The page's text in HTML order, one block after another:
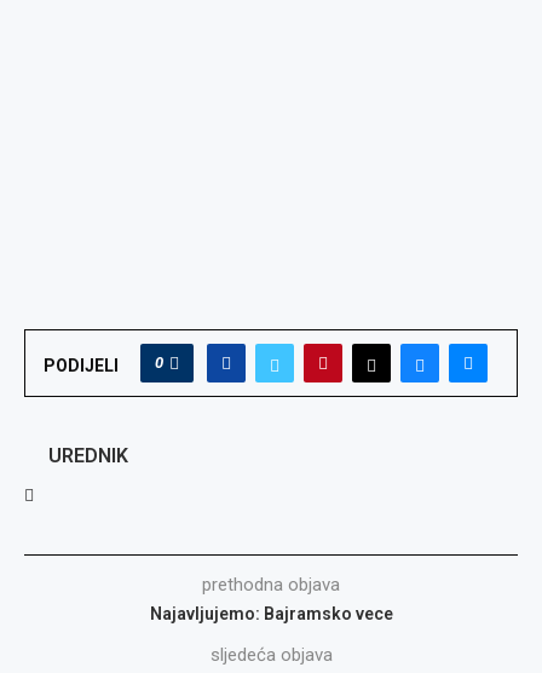
PODIJELI 0
UREDNIK
prethodna objava
Najavljujemo: Bajramsko vece
sljedeća objava